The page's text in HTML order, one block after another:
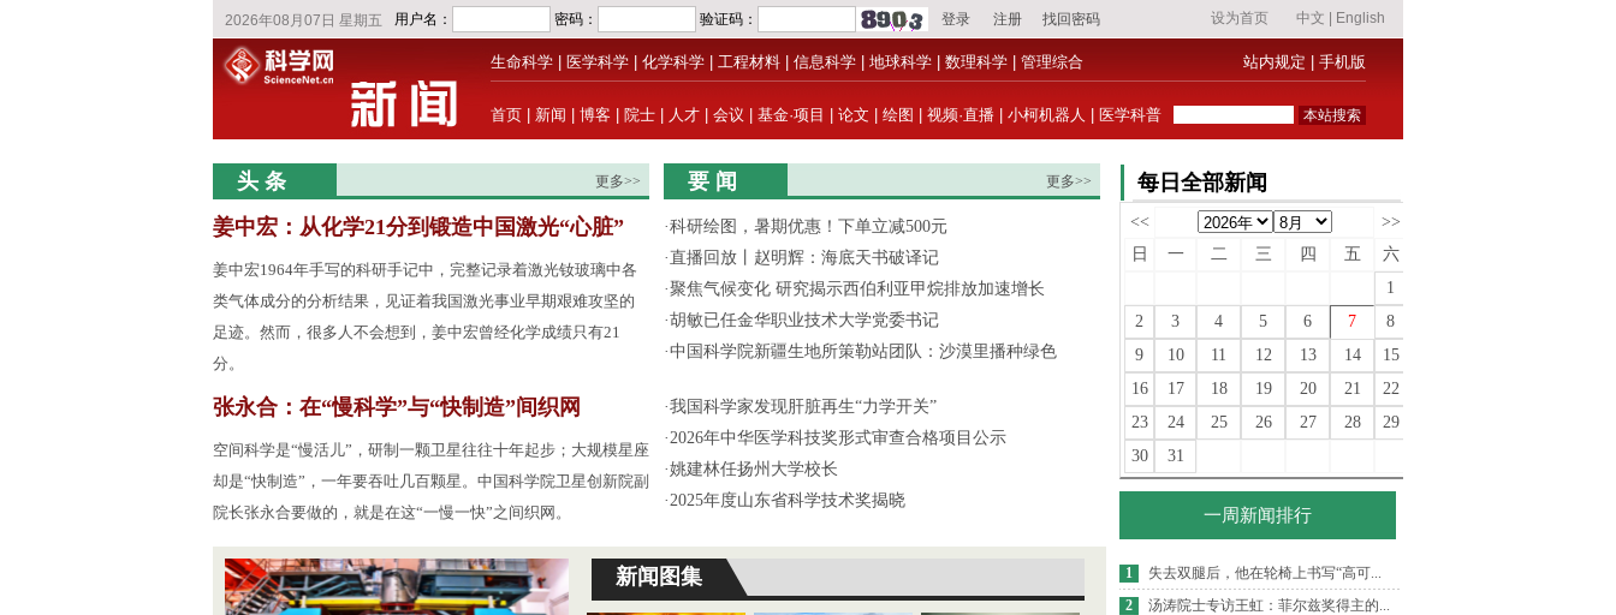
生命科学 医学科学 化学科学 工程材料 信息科学 地球科学 数理科学 管理综合 站内规定 手机版
首页 新闻 博客 院士 人才 会议 基金·项目 论文 绘图 视频·直播 小柯机器人 医学科普
头 条 更多>>
姜中宏：从化学21分到锻造中国激光“心脏”
姜中宏1964年手写的科研手记中，完整记录着激光钕玻璃中各
类气体成分的分析结果，见证着我国激光事业早期艰难攻坚的
足迹。然而，很多人不会想到，姜中宏曾经化学成绩只有21
分。
张永合：在“慢科学”与“快制造”间织网
空间科学是“慢活儿”，研制一颗卫星往往十年起步；大规模星座
却是“快制造”，一年要吞吐几百颗星。中国科学院卫星创新院副
院长张永合要做的，就是在这“一慢一快”之间织网。
要 闻 更多>>
·科研绘图，暑期优惠！下单立减500元
·直播回放丨赵明辉：海底天书破译记
·聚焦气候变化 研究揭示西伯利亚甲烷排放加速增长
·胡敏已任金华职业技术大学党委书记
·中国科学院新疆生地所策勒站团队：沙漠里播种绿色
·我国科学家发现肝脏再生“力学开关”
·2026年中华医学科技奖形式审查合格项目公示
·姚建林任扬州大学校长
·2025年度山东省科学技术奖揭晓
新闻图集
每日全部新闻
<<
>>
日
一 二 三 四 五
六
1
2
3 4 5 6 7
8
9
10 11 12 13 14
15
16
17 18 19 20 21
22
23
24 25 26 27 28
29
30
31
一周新闻排行
1
失去双腿后，他在轮椅上书写“高可...
2
汤涛院士专访王虹：菲尔兹奖得主的...